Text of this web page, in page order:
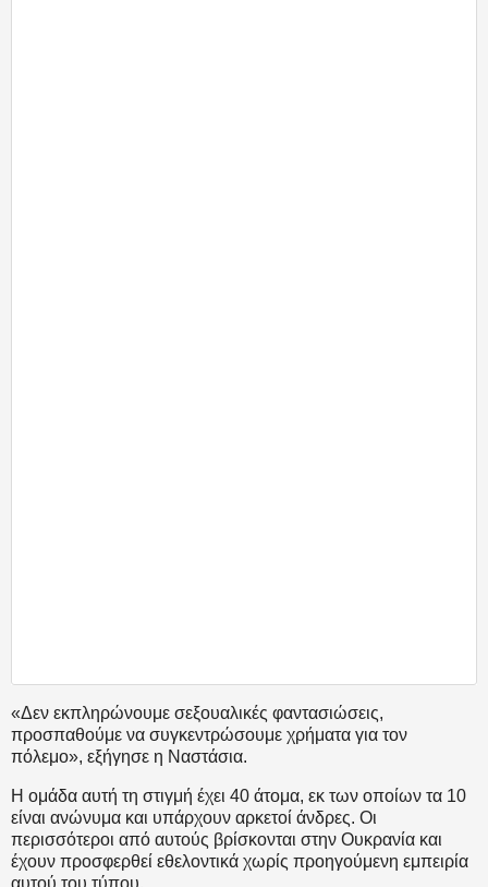
«Δεν εκπληρώνουμε σεξουαλικές φαντασιώσεις,
προσπαθούμε να συγκεντρώσουμε χρήματα για τον
πόλεμο», εξήγησε η Ναστάσια.
Η ομάδα αυτή τη στιγμή έχει 40 άτομα, εκ των οποίων τα 10
είναι ανώνυμα και υπάρχουν αρκετοί άνδρες. Οι
περισσότεροι από αυτούς βρίσκονται στην Ουκρανία και
έχουν προσφερθεί εθελοντικά χωρίς προηγούμενη εμπειρία
αυτού του τύπου.